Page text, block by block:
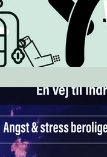
Symptomer Kortisol